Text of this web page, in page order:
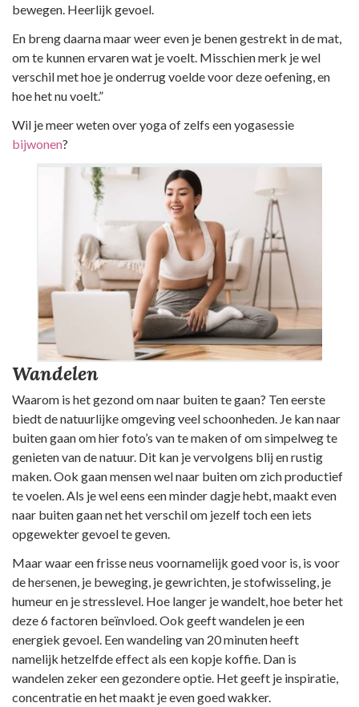
bewegen. Heerlijk gevoel.
En breng daarna maar weer even je benen gestrekt in de mat,
om te kunnen ervaren wat je voelt. Misschien merk je wel
verschil met hoe je onderrug voelde voor deze oefening, en
hoe het nu voelt.”
Wil je meer weten over yoga of zelfs een yogasessie
bijwonen?
Wandelen
Waarom is het gezond om naar buiten te gaan? Ten eerste
biedt de natuurlijke omgeving veel schoonheden. Je kan naar
buiten gaan om hier foto’s van te maken of om simpelweg te
genieten van de natuur. Dit kan je vervolgens blij en rustig
maken. Ook gaan mensen wel naar buiten om zich productief
te voelen. Als je wel eens een minder dagje hebt, maakt even
naar buiten gaan net het verschil om jezelf toch een iets
opgewekter gevoel te geven.
Maar waar een frisse neus voornamelijk goed voor is, is voor
de hersenen, je beweging, je gewrichten, je stofwisseling, je
humeur en je stresslevel. Hoe langer je wandelt, hoe beter het
deze 6 factoren beïnvloed. Ook geeft wandelen je een
energiek gevoel. Een wandeling van 20 minuten heeft
namelijk hetzelfde effect als een kopje koffie. Dan is
wandelen zeker een gezondere optie. Het geeft je inspiratie,
concentratie en het maakt je even goed wakker.